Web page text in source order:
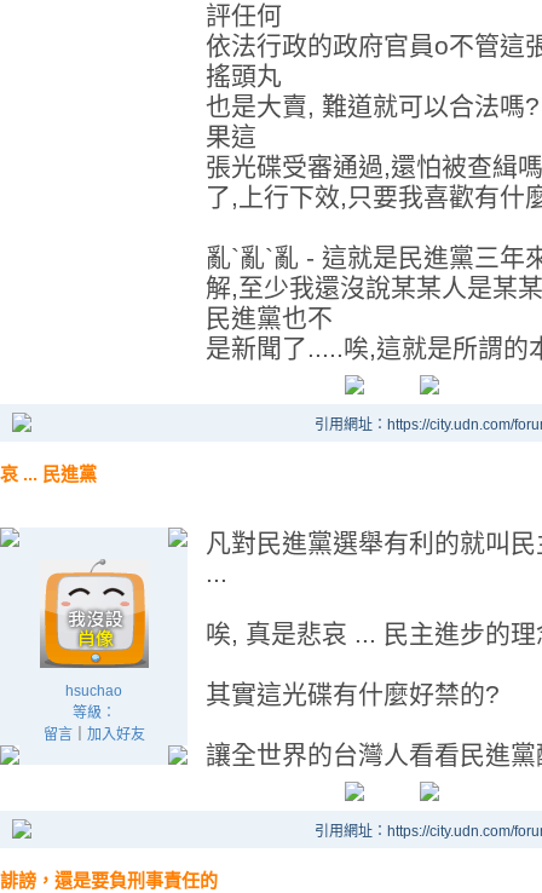
評任何
依法行政的政府官員o不管這
搖頭丸
也是大賣, 難道就可以合法嗎
果這
張光碟受審通過,還怕被查緝
了,上行下效,只要我喜歡有什
亂`亂`亂 - 這就是民進黨三年
解,至少我還沒說某某人是某
民進黨也不
是新聞了.....唉,這就是所謂的
引用網址：https://city.udn.com/
哀 ... 民進黨
hsuchao
等級：
留言｜ 加入好友
凡對民進黨選舉有利的就叫
...
唉, 真是悲哀 ... 民主進步的
其實這光碟有什麼好禁的?
讓全世界的台灣人看看民進
引用網址：https://city.udn.com/
誹謗，還是要負刑事責任的